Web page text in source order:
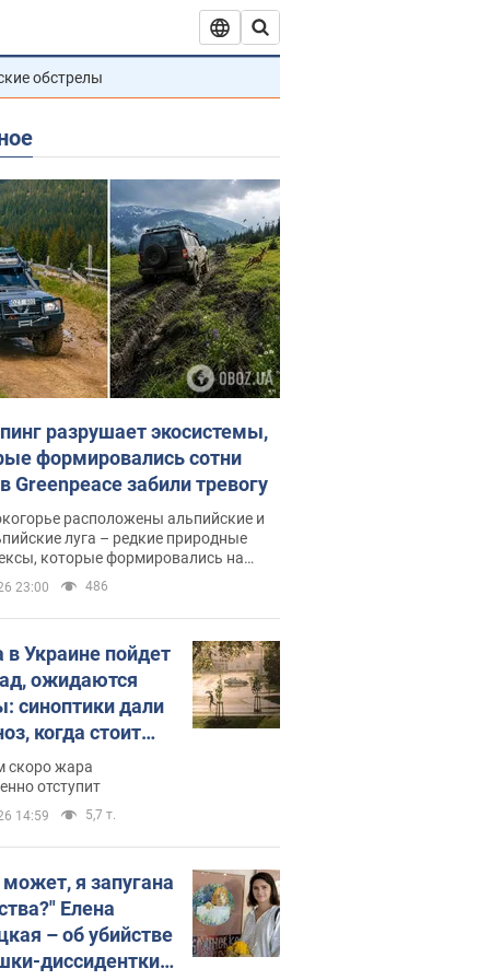
обстрелы
разрушает экосистемы,
формировались сотни
Greenpeace забили тревогу
расположены альпийские и
луга – редкие природные
которые формировались на
сотен лет
23:00 486
Украине пойдет
ожидаются
синоптики дали
когда стоит
изменения
скоро жара
отступит
14:59 5,7 т.
я запугана
Елена
– об убийстве
диссидентки